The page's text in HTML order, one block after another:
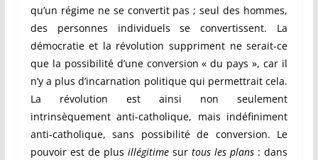
qu’un régime ne se convertit pas ; seul des hommes,
des personnes individuels se convertissent. La
démocratie et la révolution suppriment ne serait-ce
que la possibilité d’une conversion « du pays », car il
n’y a plus d’incarnation politique qui permettrait cela.
La révolution est ainsi non seulement
intrinsèquement anti-catholique, mais indéfiniment
anti-catholique, sans possibilité de conversion. Le
pouvoir est de plus illégitimesurtous les plans : dans